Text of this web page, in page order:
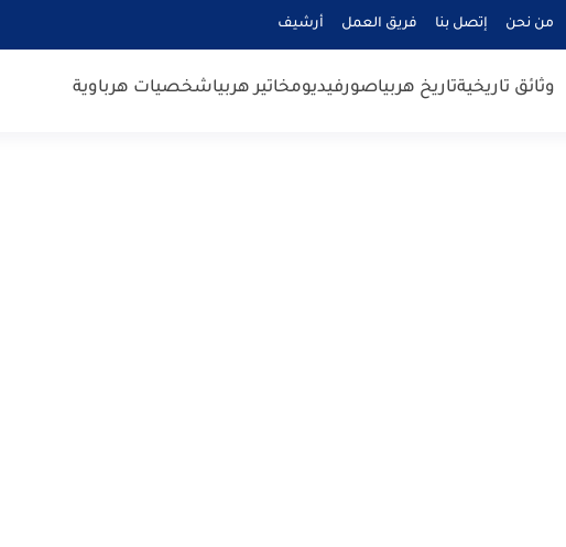
من نحن إتصل بنا فريق العمل أرشيف
وثائق تاريخيةتاريخ هربياصورفيديومخاتير هربياشخصيات هرباوية